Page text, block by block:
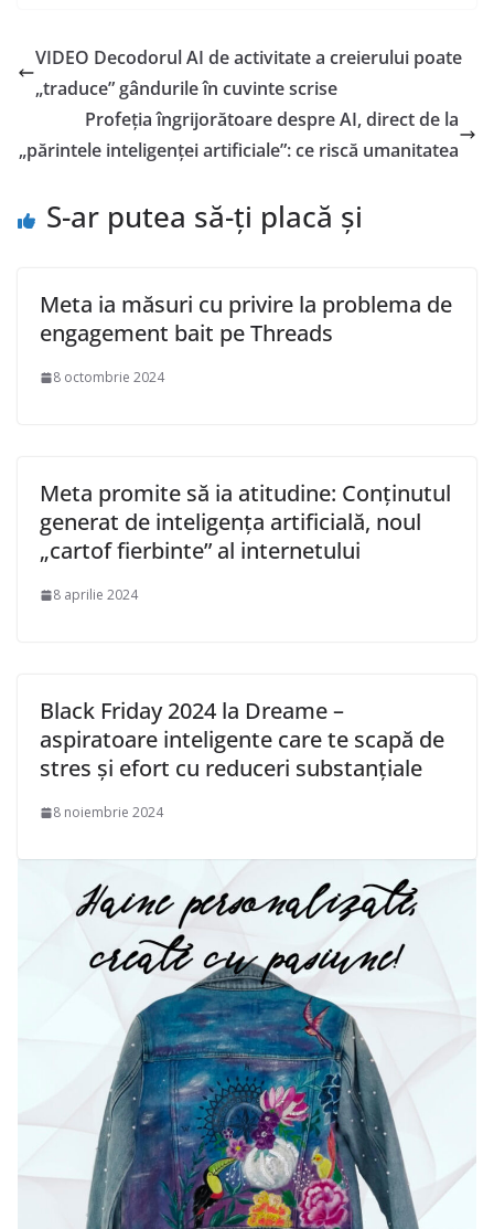
VIDEO Decodorul AI de activitate a creierului poate
„traduce” gândurile în cuvinte scrise
Profeția îngrijorătoare despre AI, direct de la
„părintele inteligenței artificiale”: ce riscă umanitatea
S-ar putea să-ți placă și
Meta ia măsuri cu privire la problema de
engagement bait pe Threads
8 octombrie 2024
Meta promite să ia atitudine: Conținutul
generat de inteligența artificială, noul
„cartof fierbinte” al internetului
8 aprilie 2024
Black Friday 2024 la Dreame –
aspiratoare inteligente care te scapă de
stres și efort cu reduceri substanțiale
8 noiembrie 2024